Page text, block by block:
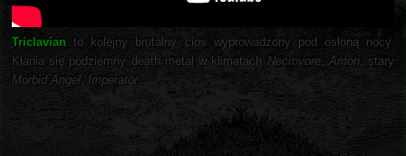
Triclavian to kolejny brutalny cios wyprowadzony pod osłoną nocy.
Kłania się podziemny death metal w klimatach Necrovore, Amon , stary
Morbid Angel Imperator...